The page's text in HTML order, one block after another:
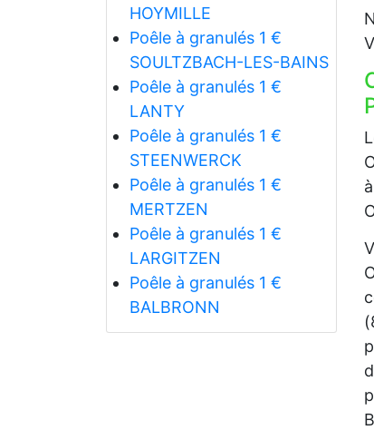
HOYMILLE
Poêle à granulés 1 €
SOULTZBACH-LES-BAINS
Poêle à granulés 1 €
LANTY
Poêle à granulés 1 €
STEENWERCK
Poêle à granulés 1 €
MERTZEN
Poêle à granulés 1 €
LARGITZEN
Poêle à granulés 1 €
BALBRONN